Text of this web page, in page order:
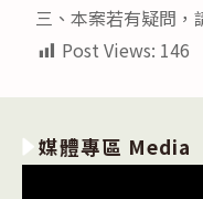
三、本案若有疑問，
Post Views: 146
媒體專區 Media